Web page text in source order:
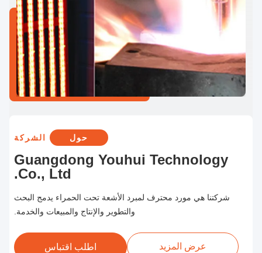
حول الشركة
Guangdong Youhui Technology
Co., Ltd.
شركتنا هي مورد محترف لمبرد الأشعة تحت الحمراء يدمج البحث
والتطوير والإنتاج والمبيعات والخدمة.
عرض المزيد اطلب اقتباس